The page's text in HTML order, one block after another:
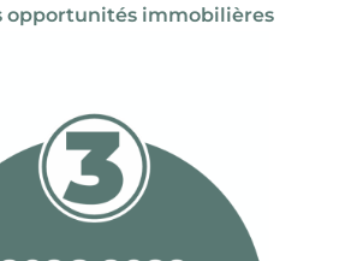
opportunités immobilières